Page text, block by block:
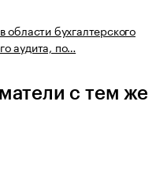
области бухгалтерского
аудита, по…
с тем же